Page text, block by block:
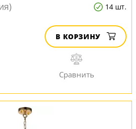
14 шт.
В КОРЗИНУ